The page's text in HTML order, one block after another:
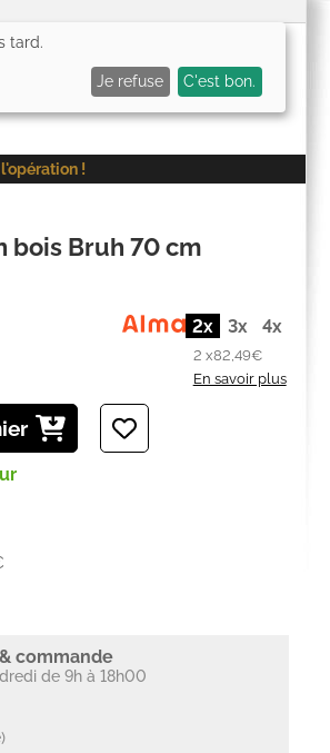
0) Mon panier (0
!
bois Bruh 70 cm
2x 3x 4x
2 x82,49€
En savoir plus
commande
de 9h à 18h00
tard.
Je refuse C'est bon.